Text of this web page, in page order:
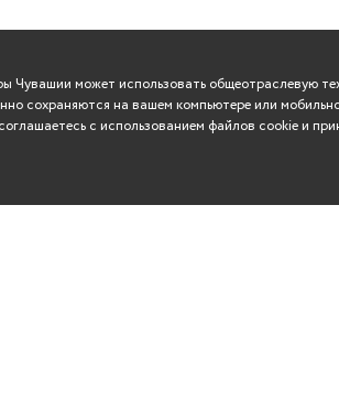
Чувашии может использовать общеотраслевую
сохраняются на вашем компьютере или
с использованием файлов cookie и